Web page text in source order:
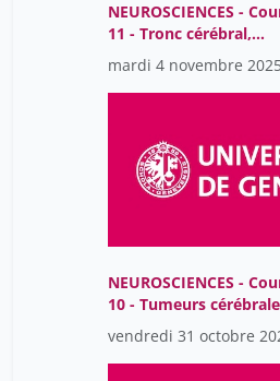
NEUROSCIENCES -
11 - Tronc cérébral,
vigilance et sommeil
mardi 4 novembre
NEUROSCIENCES -
10 - Tumeurs
vendredi 31 octobre